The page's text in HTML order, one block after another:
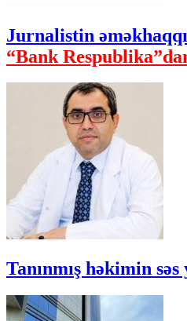
Jurnalistin
“Bank
Tanınmış həkimin səs